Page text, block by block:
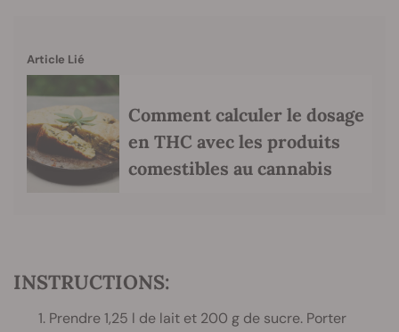
Article Lié
Comment calculer le dosage
en THC avec les produits
comestibles au cannabis
INSTRUCTIONS:
Prendre 1,25 l de lait et 200 g de sucre. Porter